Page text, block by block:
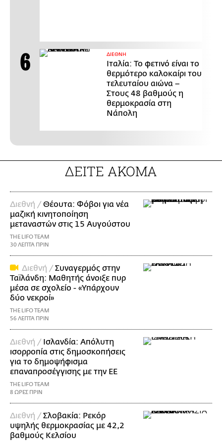
ΔΙΕΘΝΗ
Ιταλία: Το φετινό είναι το
θερμότερο καλοκαίρι του
τελευταίου αιώνα –
Στους 48 βαθμούς η
θερμοκρασία στη
Νάπολη
ΔΕΙΤΕ ΑΚΟΜΑ
Διεθνή /Θέουτα: Φόβοι για νέα
μαζική κινητοποίηση
μεταναστών στις 15 Αυγούστου
THE LIFO TEAM
30 ΛΕΠΤΑ ΠΡΙΝ
Διεθνή /Συναγερμός στην
Ταϊλάνδη: Μαθητής άνοιξε πυρ
μέσα σε σχολείο - «Υπάρχουν
δύο νεκροί»
THE LIFO TEAM
56 ΛΕΠΤΑ ΠΡΙΝ
Διεθνή / Ισλανδία: Απόλυτη
ισορροπία στις δημοσκοπήσεις
για το δημοψήφισμα
επαναπροσέγγισης με την ΕΕ
THE LIFO TEAM
8 ΩΡΕΣ ΠΡΙΝ
Διεθνή /Σλοβακία: Ρεκόρ
υψηλής θερμοκρασίας με 42,2
βαθμούς Κελσίου